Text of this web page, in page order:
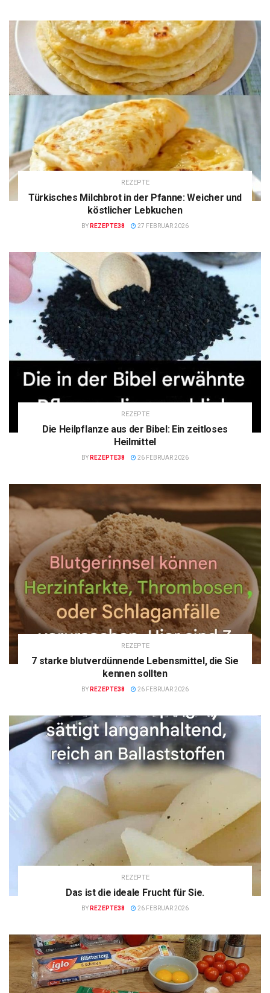
REZEPTE
Türkisches Milchbrot in der Pfanne: Weicher und
köstlicher Lebkuchen
BY REZEPTE38 27 FEBRUAR 2026
REZEPTE
Die Heilpflanze aus der Bibel: Ein zeitloses
Heilmittel
BY REZEPTE38 26 FEBRUAR 2026
REZEPTE
7 starke blutverdünnende Lebensmittel, die Sie
kennen sollten
BY REZEPTE38 26 FEBRUAR 2026
REZEPTE
Das ist die ideale Frucht für Sie.
BY REZEPTE38 26 FEBRUAR 2026